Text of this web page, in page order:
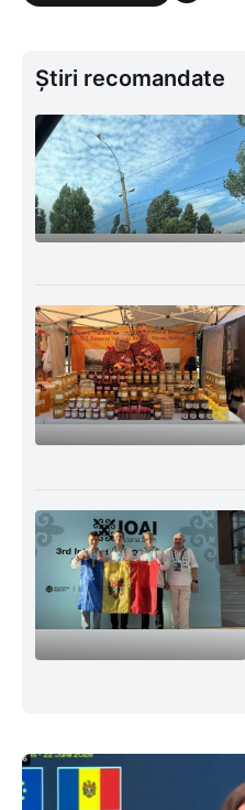
Știri recomandate